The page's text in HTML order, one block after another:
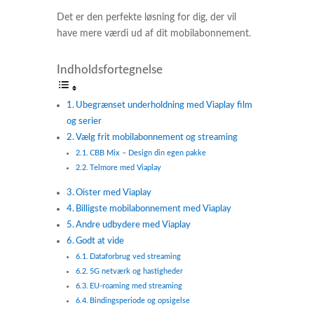
Det er den perfekte løsning for dig, der vil
have mere værdi ud af dit mobilabonnement.
Indholdsfortegnelse
Ubegrænset underholdning med Viaplay film
og serier
Vælg frit mobilabonnement og streaming
CBB Mix – Design din egen pakke
Telmore med Viaplay
Oister med Viaplay
Billigste mobilabonnement med Viaplay
Andre udbydere med Viaplay
Godt at vide
Dataforbrug ved streaming
5G netværk og hastigheder
EU-roaming med streaming
Bindingsperiode og opsigelse